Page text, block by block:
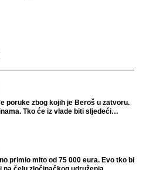
poruke zbog kojih je Beroš u zatvoru.
Tko će iz vlade biti sljedeći
primio mito od 75 000 eura. Evo tko bi